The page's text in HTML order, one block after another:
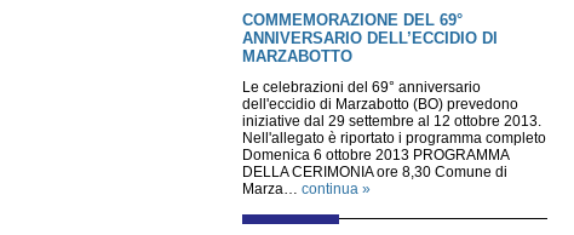
COMMEMORAZIONE DEL 69°
ANNIVERSARIO DELL’ECCIDIO DI
MARZABOTTO
Le celebrazioni del 69° anniversario
dell'eccidio di Marzabotto (BO) prevedono
iniziative dal 29 settembre al 12 ottobre 2013.
Nell'allegato è riportato i programma completo
Domenica 6 ottobre 2013 PROGRAMMA
DELLA CERIMONIA ore 8,30 Comune di
Marza… continua »